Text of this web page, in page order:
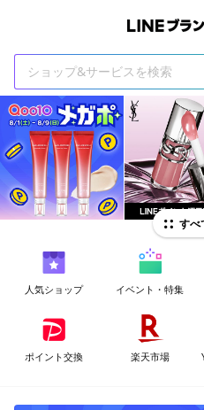
すべ
人気ショップ イベント・特集
ポイント交換 楽天市場